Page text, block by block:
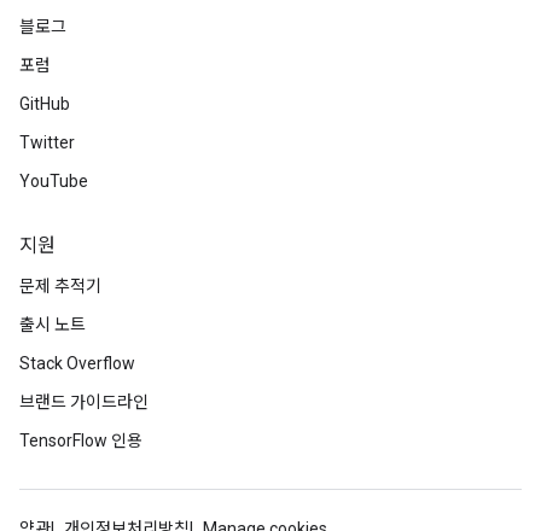
블로그
포럼
GitHub
Twitter
YouTube
지원
문제 추적기
출시 노트
Stack Overflow
브랜드 가이드라인
TensorFlow 인용